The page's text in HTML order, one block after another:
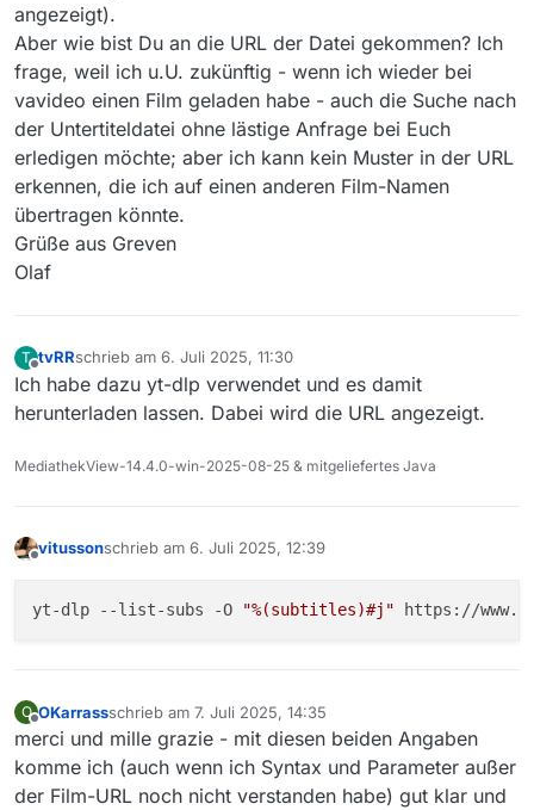
angezeigt).
Aber wie bist Du an die URL der Datei gekommen? Ich
frage, weil ich u.U. zukünftig - wenn ich wieder bei
vavideo einen Film geladen habe - auch die Suche nach
der Untertiteldatei ohne lästige Anfrage bei Euch
erledigen möchte; aber ich kann kein Muster in der URL
erkennen, die ich auf einen anderen Film-Namen
übertragen könnte.
Grüße aus Greven
Olaf
T
Offline
tvRRschrieb am 6. Juli 2025, 11:30
zuletzt editiert von
Ich habe dazu yt-dlp verwendet und es damit
herunterladen lassen. Dabei wird die URL angezeigt.
MediathekView-14.4.0-win-2025-08-25 & mitgeliefertes Java
vitussonschrieb am 6. Juli 2025, 12:39
zuletzt editiert von
yt-dlp --list-subs -O "%(subtitles)#j"
O
Offline
OKarrassschrieb am 7. Juli 2025, 14:35
zuletzt editiert von
merci und mille grazie - mit diesen beiden Angaben
komme ich (auch wenn ich Syntax und Parameter außer
der Film-URL noch nicht verstanden habe) gut klar und